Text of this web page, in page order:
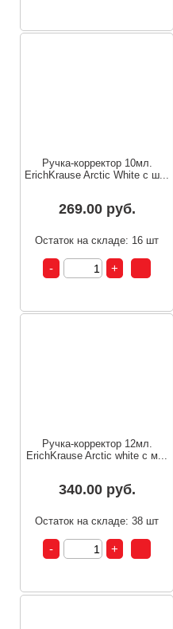
Ручка-корректор 10мл.
ErichKrause Arctic White с ш...
269.00 руб.
Остаток на складе: 16 шт
Ручка-корректор 12мл.
ErichKrause Arctic white с м...
340.00 руб.
Остаток на складе: 38 шт